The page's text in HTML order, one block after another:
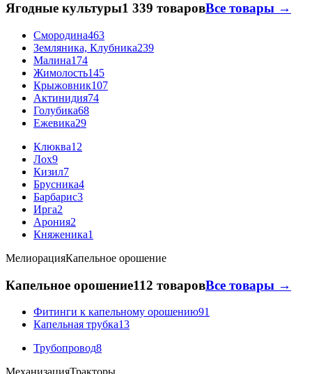
Ягодные культуры1 339 товаровВсе товары →
Смородина463
Земляника, Клубника239
Малина174
Жимолость145
Крыжовник107
Актинидия74
Голубика68
Ежевика29
Клюква12
Лох9
Кизил7
Брусника4
Барбарис3
Ирга2
Арония2
Княженика1
МелиорацияКапельное орошение
Капельное орошение112 товаровВсе товары →
Фитинги к капельному орошению91
Капельная трубка13
Трубопровод8